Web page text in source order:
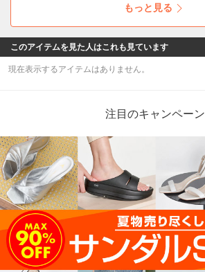
もっと見る
このアイテムを見た人はこれも見ています
現在表示するアイテムはありません。
注目のキャンペーン